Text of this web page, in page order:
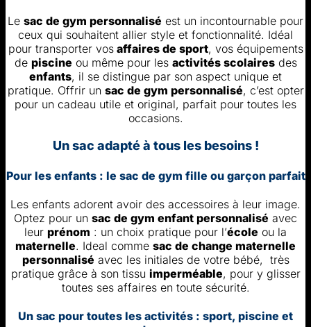
Le sac de gym personnalisé est un incontournable pour
ceux qui souhaitent allier style et fonctionnalité. Idéal
pour transporter vosaffaires de sport, vos équipements
de piscine ou même pour les activités scolairesdes
enfants, il se distingue par son aspect unique et
pratique. Offrir un sac de gym personnalisé, c’est opter
pour un cadeau utile et original, parfait pour toutes les
occasions.
Un sac adapté à tous les besoins !
Pour les enfants : le sac de gym fille ou garçon parfait
Les enfants adorent avoir des accessoires à leur image.
Optez pour un sac de gym enfant personnalisé avec
leur prénom : un choix pratique pour l’école ou la
maternelle. Ideal comme sac de change maternelle
personnalisé avec les initiales de votre bébé, très
pratique grâce à son tissu imperméable, pour y glisser
toutes ses affaires en toute sécurité.
Un sac pour toutes les activités : sport, piscine et